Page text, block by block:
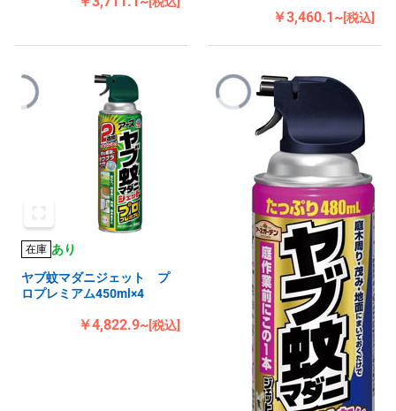
￥3,460.1~[税込]
在庫 あり
ヤブ蚊マダニジェット プ
ロプレミアム450ml×4
￥4,822.9~[税込]